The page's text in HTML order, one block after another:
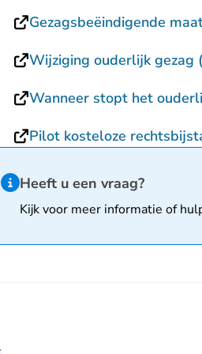
Gezagsbeëindigende
Wijziging ouderlijk gezag
Wanneer stopt het
Pilot kosteloze
Hint van type informatie
Heeft u een vraag?
Kijk voor meer informatie of